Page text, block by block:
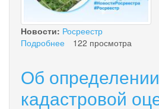
Новости: Росреестр
Подробнее
собственности
на
земельные
122 просмотра
Об определении
кадастровой